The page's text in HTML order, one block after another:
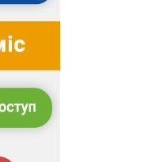
роботу за
влади
довідкою
ПОСТАНОВА КМУ